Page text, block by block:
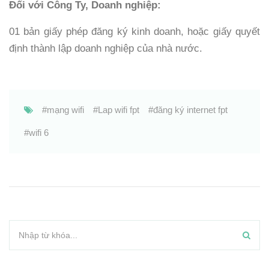
Đối với Công Ty, Doanh nghiệp:
01 bản giấy phép đăng ký kinh doanh, hoặc giấy quyết
định thành lập doanh nghiệp của nhà nước.
mạng wifi Lap wifi fpt đăng ký internet fpt
wifi 6